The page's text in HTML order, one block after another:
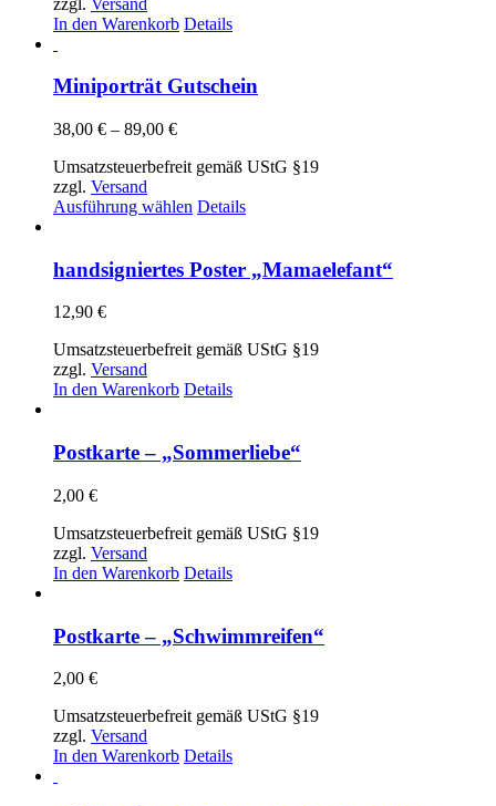
In den Warenkorb Details
Miniporträt Gutschein
38,00 € – 89,00 €Preisspanne:
bis
Umsatzsteuerbefreit gemäß UStG §19
zzgl. Versand
Ausführung wählen Dieses
mehrere
Varianten
Optionen
können
auf
gewählt
werden
Details
handsigniertes Poster „Mamaelefant“
12,90 €
Umsatzsteuerbefreit gemäß UStG §19
zzgl. Versand
In den Warenkorb Details
Postkarte – „Sommerliebe“
2,00 €
Umsatzsteuerbefreit gemäß UStG §19
zzgl. Versand
In den Warenkorb Details
Postkarte – „Schwimmreifen“
2,00 €
Umsatzsteuerbefreit gemäß UStG §19
zzgl. Versand
In den Warenkorb Details